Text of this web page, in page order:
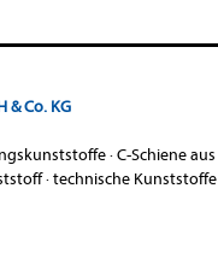
Co. KG
·C-Schiene aus
·technische Kunststoffe